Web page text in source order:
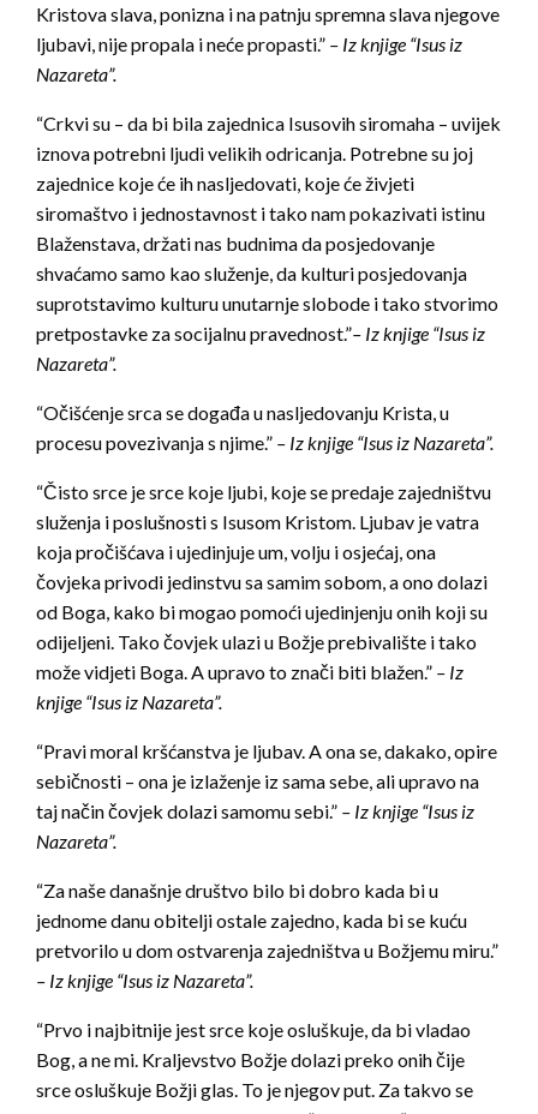
Kristova slava, ponizna i na patnju spremna slava njegove
ljubavi, nije propala i neće propasti.” – Iz knjige “Isus iz
Nazareta”.
“Crkvi su – da bi bila zajednica Isusovih siromaha – uvijek
iznova potrebni ljudi velikih odricanja. Potrebne su joj
zajednice koje će ih nasljedovati, koje će živjeti
siromaštvo i jednostavnost i tako nam pokazivati istinu
Blaženstava, držati nas budnima da posjedovanje
shvaćamo samo kao služenje, da kulturi posjedovanja
suprotstavimo kulturu unutarnje slobode i tako stvorimo
pretpostavke za socijalnu pravednost.”– Iz knjige “Isus iz
Nazareta”.
“Očišćenje srca se događa u nasljedovanju Krista, u
procesu povezivanja s njime.” – Iz knjige “Isus iz Nazareta”.
“Čisto srce je srce koje ljubi, koje se predaje zajedništvu
služenja i poslušnosti s Isusom Kristom. Ljubav je vatra
koja pročišćava i ujedinjuje um, volju i osjećaj, ona
čovjeka privodi jedinstvu sa samim sobom, a ono dolazi
od Boga, kako bi mogao pomoći ujedinjenju onih koji su
odijeljeni. Tako čovjek ulazi u Božje prebivalište i tako
može vidjeti Boga. A upravo to znači biti blažen.” – Iz
knjige “Isus iz Nazareta”.
“Pravi moral kršćanstva je ljubav. A ona se, dakako, opire
sebičnosti – ona je izlaženje iz sama sebe, ali upravo na
taj način čovjek dolazi samomu sebi.” – Iz knjige “Isus iz
Nazareta”.
“Za naše današnje društvo bilo bi dobro kada bi u
jednome danu obitelji ostale zajedno, kada bi se kuću
pretvorilo u dom ostvarenja zajedništva u Božjemu miru.”
– Iz knjige “Isus iz Nazareta”.
“Prvo i najbitnije jest srce koje osluškuje, da bi vladao
Bog, a ne mi. Kraljevstvo Božje dolazi preko onih čije
srce osluškuje Božji glas. To je njegov put. Za takvo se